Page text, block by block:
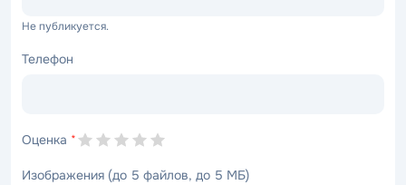
Не публикуется.
Телефон
Оценка *
Изображения (до 5 файлов, до 5 МБ)